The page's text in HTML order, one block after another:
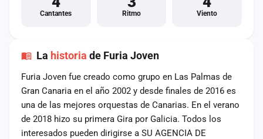
Cantantes Ritmo Viento
La historia de Furia Joven
Furia Joven fue creado como grupo en Las Palmas de
Gran Canaria en el año 2002 y desde finales de 2016 es
una de las mejores orquestas de Canarias. En el verano
de 2018 hizo su primera Gira por Galicia. Todos los
interesados pueden dirigirse a SU AGENCIA DE